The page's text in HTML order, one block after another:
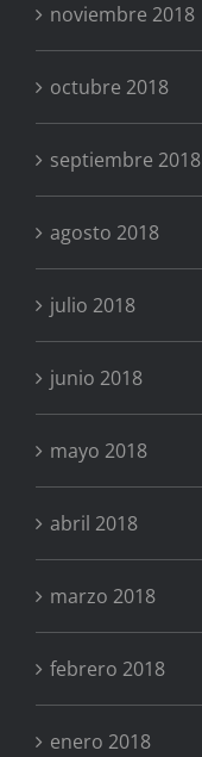
noviembre 2018
octubre 2018
septiembre 2018
agosto 2018
julio 2018
junio 2018
mayo 2018
abril 2018
marzo 2018
febrero 2018
enero 2018